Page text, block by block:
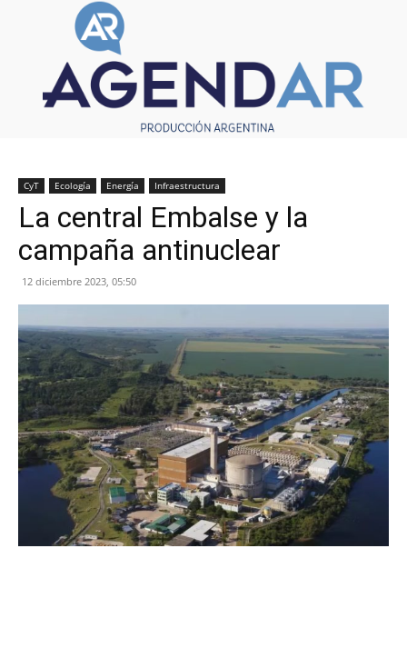
CyT Ecología Energía Infraestructura
La central Embalse y la
campaña antinuclear
12 diciembre 2023, 05:50